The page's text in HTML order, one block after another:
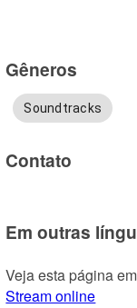
Gêneros
Soundtracks
Contato
Em outras
Veja esta página
Stream online